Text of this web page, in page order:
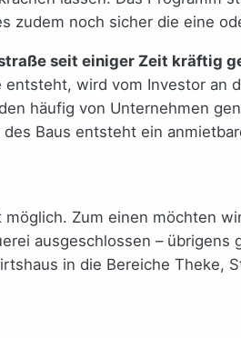
zudem noch sicher die eine
seit einiger Zeit kräftig
wird vom Investor
häufig von Unternehmen
Baus entsteht ein
Zum einen möchten
ausgeschlossen –
in die Bereiche Theke,